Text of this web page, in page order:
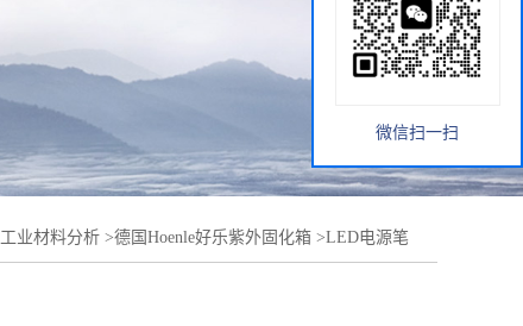
工业材料分析 >德国Hoenle好乐紫外固化箱 >LED电源笔
微信扫一扫